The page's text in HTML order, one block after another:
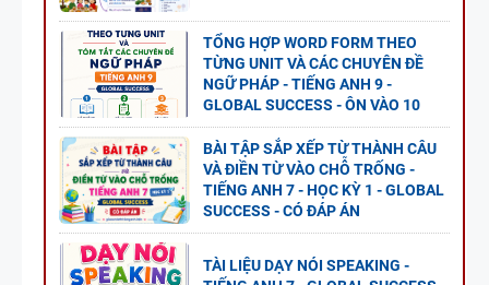
TỔNG HỢP WORD FORM THEO
TỪNG UNIT VÀ CÁC CHUYÊN ĐỀ
NGỮ PHÁP - TIẾNG ANH 9 -
GLOBAL SUCCESS - ÔN VÀO 10
BÀI TẬP SẮP XẾP TỪ THÀNH CÂU
VÀ ĐIỀN TỪ VÀO CHỖ TRỐNG -
TIẾNG ANH 7 - HỌC KỲ 1 - GLOBAL
SUCCESS - CÓ ĐÁP ÁN
TÀI LIỆU DẠY NÓI SPEAKING -